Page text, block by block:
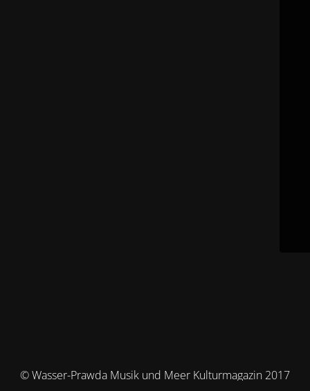
© Wasser-Prawda Musik und Meer Kulturmagazin 2017